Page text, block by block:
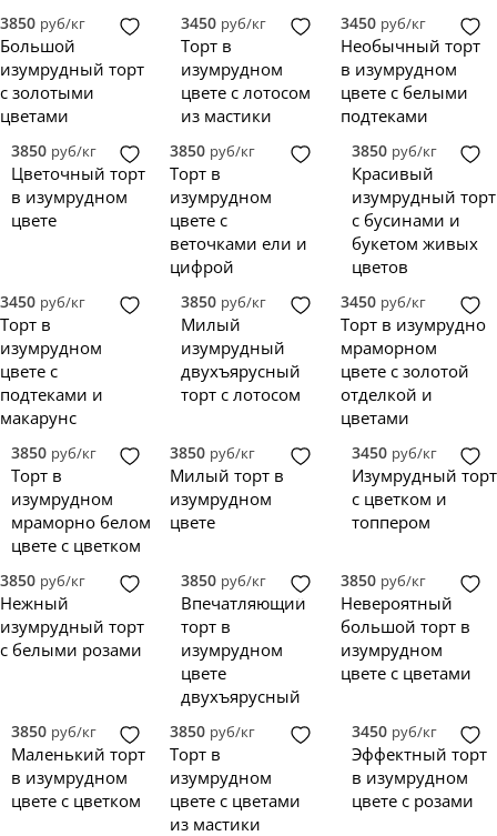
3850 руб/кг
Большой
изумрудный торт
с золотыми
цветами
3450 руб/кг
Торт в
изумрудном
цвете с лотосом
из мастики
3450 руб/кг
Необычный торт
в изумрудном
цвете с белыми
подтеками
3850 руб/кг
Цветочный торт
в изумрудном
цвете
3850 руб/кг
Торт в
изумрудном
цвете с
веточками ели и
цифрой
3850 руб/кг
Красивый
изумрудный торт
с бусинами и
букетом живых
цветов
3450 руб/кг
Торт в
изумрудном
цвете с
подтеками и
макарунс
3850 руб/кг
Милый
изумрудный
двухъярусный
торт с лотосом
3450 руб/кг
Торт в изумрудно
мраморном
цвете с золотой
отделкой и
цветами
3850 руб/кг
Торт в
изумрудном
мраморно белом
цвете с цветком
3850 руб/кг
Милый торт в
изумрудном
цвете
3450 руб/кг
Изумрудный торт
с цветком и
топпером
3850 руб/кг
Нежный
изумрудный торт
с белыми розами
3850 руб/кг
Впечатляющий
торт в
изумрудном
цвете
двухъярусный
3850 руб/кг
Невероятный
большой торт в
изумрудном
цвете с цветами
3850 руб/кг
Маленький торт
в изумрудном
цвете с цветком
3850 руб/кг
Торт в
изумрудном
цвете с цветами
из мастики
3450 руб/кг
Эффектный торт
в изумрудном
цвете с розами